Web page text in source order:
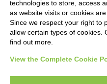
AREA
technologies to store, access
as website visits or cookies
Since we respect your right to
allow certain types of cookies.
find out more.
View the Complete Cookie